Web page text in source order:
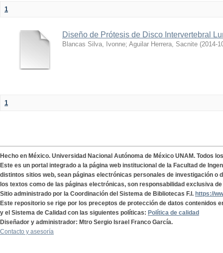
1
Diseño de Prótesis de Disco Intervertebral
Blancas Silva, Ivonne; Aguilar Herrera, Sacnite (2014-
1
Hecho en México. Universidad Nacional Autónoma de México UNAM. Todos
Este es un portal integrado a la página web institucional de la Facultad de
distintos sitios web, sean páginas electrónicas personales de investigación o
los textos como de las páginas electrónicas, son responsabilidad exclusiva
Sitio administrado por la Coordinación del Sistema de Bibliotecas F.I. https://
Este repositorio se rige por los preceptos de protección de datos contenidos
y el Sistema de Calidad con las siguientes políticas: Política de calidad
Diseñador y administrador: Mtro Sergio Israel Franco García.
Contacto y asesoría